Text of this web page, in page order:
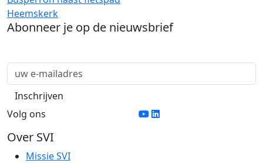
Heemskerk
Abonneer je op de nieuwsbrief
Volg ons
Over SVI
Missie SVI